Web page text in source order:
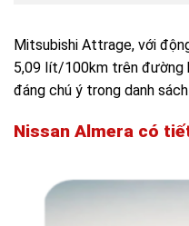
Mitsubishi Attrage, với
5,09 lít/100km trên đường
đáng chú ý trong danh
Nissan Almera có